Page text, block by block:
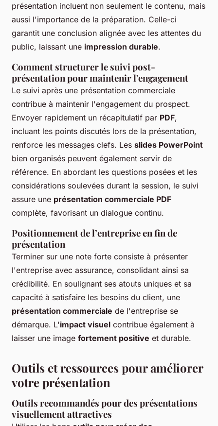
présentation incluent non seulement le contenu, mais
aussi l'importance de la préparation. Celle-ci
garantit une conclusion alignée avec les attentes du
public, laissant une impression durable.
Comment structurer le suivi post-
présentation pour maintenir l'engagement
Le suivi après une présentation commerciale
contribue à maintenir l'engagement du prospect.
Envoyer rapidement un récapitulatif par PDF,
incluant les points discutés lors de la présentation,
renforce les messages clefs. Les slides PowerPoint
bien organisés peuvent également servir de
référence. En abordant les questions posées et les
considérations soulevées durant la session, le suivi
assure une présentation commerciale PDF
complète, favorisant un dialogue continu.
Positionnement de l’entreprise en fin de
présentation
Terminer sur une note forte consiste à présenter
l'entreprise avec assurance, consolidant ainsi sa
crédibilité. En soulignant ses atouts uniques et sa
capacité à satisfaire les besoins du client, une
présentation commerciale de l'entreprise se
démarque. L'impact visuel contribue également à
laisser une image fortement positive et durable.
Outils et ressources pour améliorer
votre présentation
Outils recommandés pour des présentations
visuellement attractives